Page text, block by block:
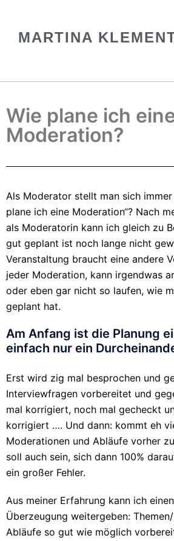
MARTINA
Wie plane ich
Moderation?
Als Moderator stellt man sich immer
plane ich eine Moderation“? Nach
als Moderatorin kann ich gleich zu
gut geplant ist noch lange nicht
Veranstaltung braucht eine andere
jeder Moderation, kann irgendwas
oder eben gar nicht so laufen, wie
geplant hat.
Am Anfang ist die Planung
einfach nur ein
Erst wird zig mal besprochen und
Interviewfragen vorbereitet und
mal korrigiert, noch mal gecheckt
korrigiert …. Und dann: kommt eh
Moderationen und Abläufe vorher
soll auch sein, sich dann 100%
ein großer Fehler.
Aus meiner Erfahrung kann ich
Überzeugung weitergeben:
Abläufe so gut wie möglich